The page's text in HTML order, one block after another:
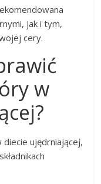
jak i tym,
cery.
w
diecie ujędrniającej,